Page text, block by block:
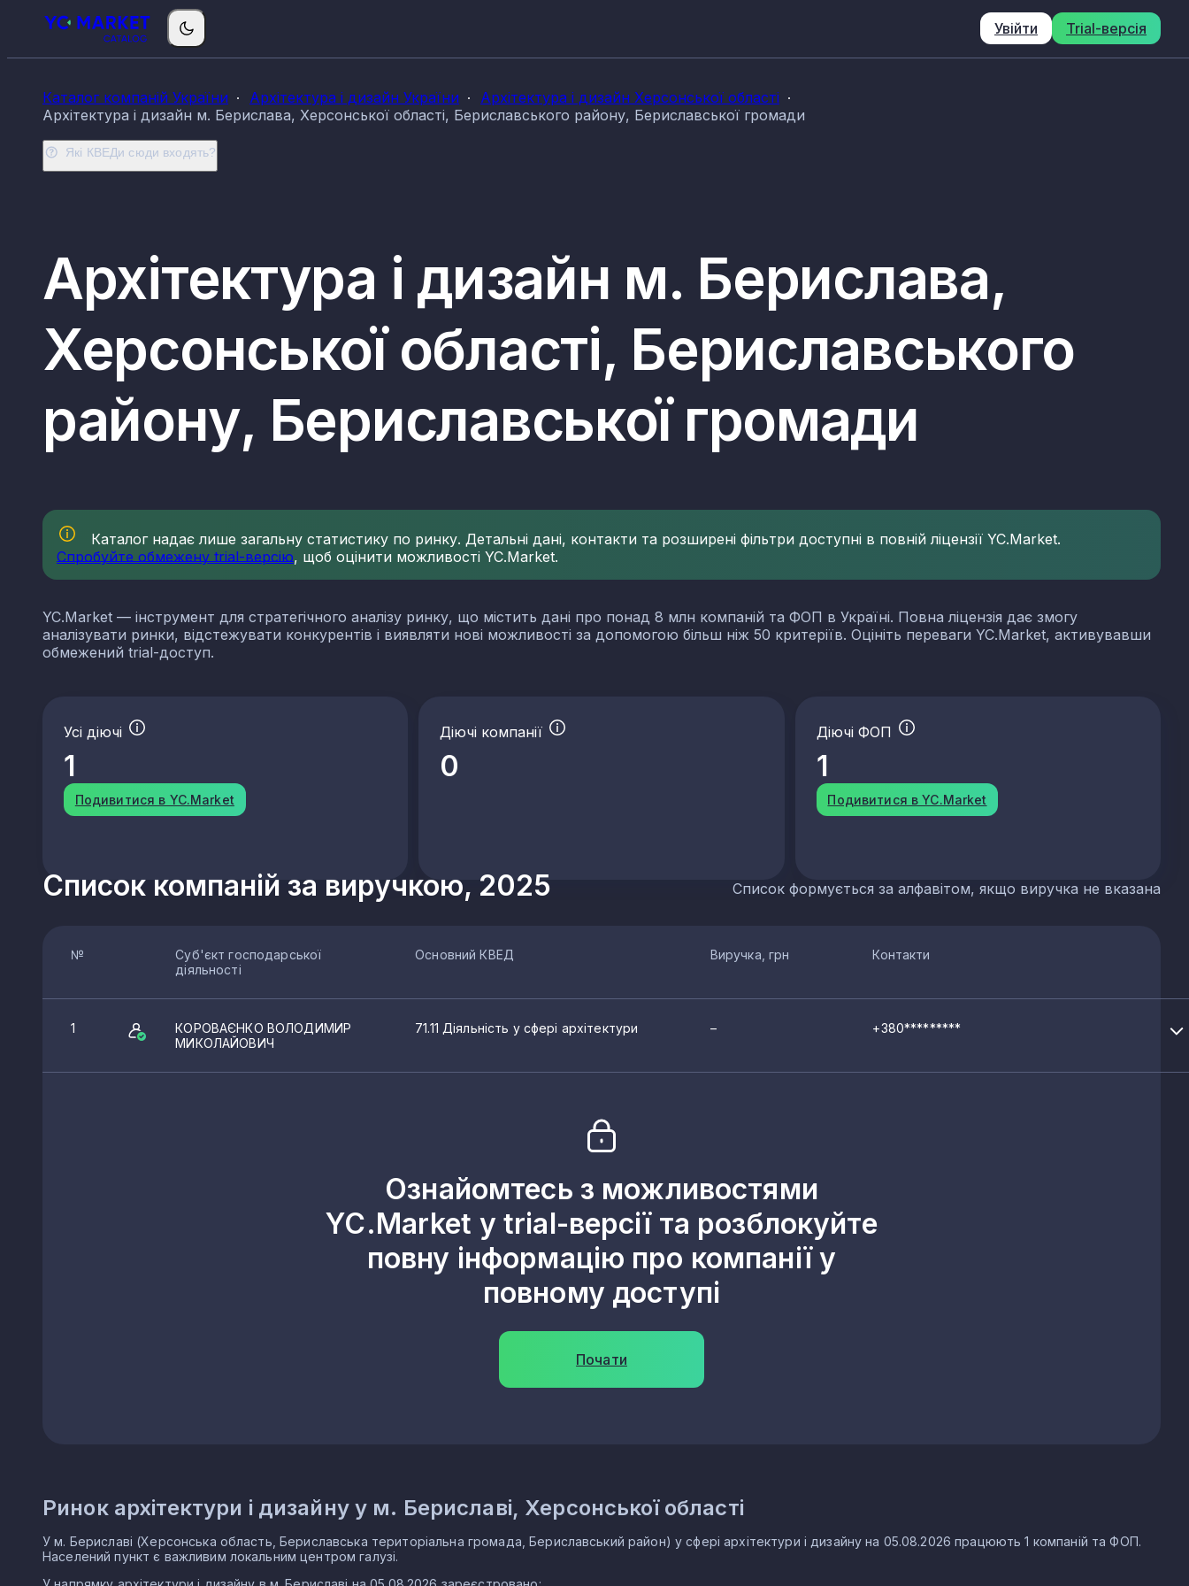
Увійти Trial-версія
Каталог компаній України Архітектура і дизайн України
Архітектура і дизайн Херсонської області
Архітектура і дизайн м. Берислава, Херсонської області, Бериславського району, Бериславської громади
Які КВЕДи сюди входять?
Архітектура і дизайн м. Берислава,
Херсонської області, Бериславського
району, Бериславської громади
Каталог надає лише загальну статистику по ринку. Детальні дані, контакти та розширені фільтри доступні в повній ліцензії YC.Market.
Спробуйте обмежену trial-версію, щоб оцінити можливості YC.Market.
YC.Market — інструмент для стратегічного аналізу ринку, що містить дані про понад 8 млн компаній та ФОП в Україні. Повна ліцензія дає змогу
аналізувати ринки, відстежувати конкурентів і виявляти нові можливості за допомогою більш ніж 50 критеріїв. Оцініть переваги YC.Market, активувавши
обмежений trial-доступ.
Усі діючі
1
Подивитися в YC.Market
Діючі компанії
0
Діючі ФОП
1
Подивитися в YC.Market
Список компаній за виручкою, 2025 Список формується за алфавітом, якщо виручка не вказана
№
Суб'єкт господарської
діяльності
Основний КВЕД Виручка, грн Контакти
1
КОРОВАЄНКО ВОЛОДИМИР
МИКОЛАЙОВИЧ
71.11 Діяльність у сфері архітектури – +380*********
Ознайомтесь з можливостями
YC.Market у trial-версії та розблокуйте
повну інформацію про компанії у
повному доступі
Почати
Ринок архітектури і дизайну у м. Бериславі, Херсонської області
У м. Бериславі (Херсонська область, Бериславська територіальна громада, Бериславський район) у сфері архітектури і дизайну на 05.08.2026 працюють 1 компаній та ФОП.
Населений пункт є важливим локальним центром галузі.
КВЕДи архітектури і дизайну